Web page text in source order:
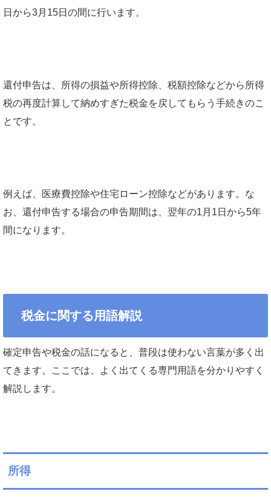
日から3月15日の間に行います。
還付申告は、所得の損益や所得控除、税額控除などから所得
税の再度計算して納めすぎた税金を戻してもらう手続きのこ
とです。
例えば、医療費控除や住宅ローン控除などがあります。な
お、還付申告する場合の申告期間は、翌年の1月1日から5年
間になります。
税金に関する用語解説
確定申告や税金の話になると、普段は使わない言葉が多く出
てきます。ここでは、よく出てくる専門用語を分かりやすく
解説します。
所得